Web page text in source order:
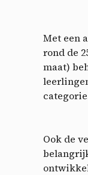
Met een
rond de
maat)
Ook de